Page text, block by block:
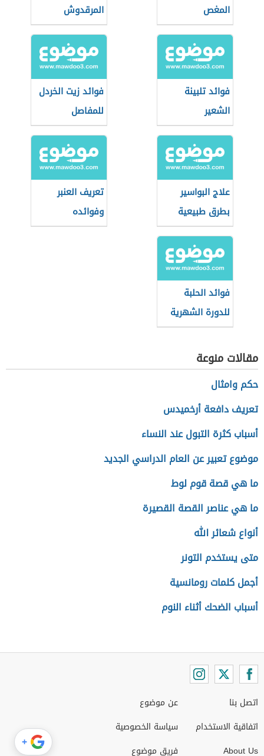
المغص
المرقدوش
فوائد تلبينة
الشعير
فوائد زيت الخردل
للمفاصل
علاج البواسير
بطرق طبيعية
تعريف العنبر
وفوائده
فوائد الحلبة
للدورة الشهرية
للنساء
مقالات منوعة
حكم وامثال
تعريف دافعة أرخميدس
أسباب كثرة التبول عند النساء
موضوع تعبير عن العام الدراسي الجديد
ما هي قصة قوم لوط
ما هي عناصر القصة القصيرة
أنواع شعائر الله
متى يستخدم التونر
أجمل كلمات رومانسية
أسباب الضحك أثناء النوم
اتصل بنا
اتفاقية الاستخدام
About Us
عن موضوع
سياسة الخصوصية
فريق موضوع
+